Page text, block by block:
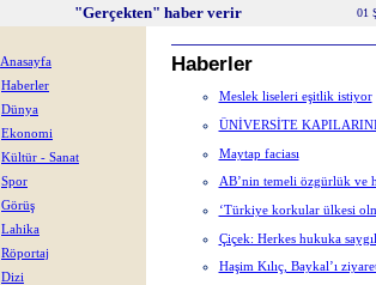
"Gerçekten" haber verir 01
Anasayfa
Haberler
Dünya
Ekonomi
Kültür - Sanat
Spor
Görüş
Lahika
Röportaj
Dizi
Haberler
Meslek liseleri eşitlik istiyor
ÜNİVERSİTE
Maytap faciası
AB’nin temeli özgürlük ve
‘Türkiye korkular ülkesi
Çiçek: Herkes hukuka
Haşim Kılıç, Baykal’ı